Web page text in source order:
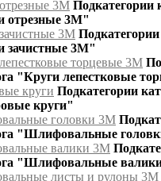
3М Подкатегории
отрезные 3М"
3М Подкатегории
зачистные 3М"
торцевые 3М
"Круги лепестковые
круги Подкатегории
круги"
головки 3М
"Шлифовальные
валики 3М
"Шлифовальные
листы и рулоны 3М